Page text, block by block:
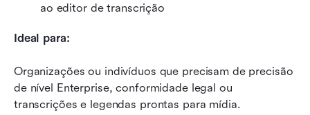
ao editor de transcrição
Ideal para:
Organizações ou indivíduos que precisam de precisão
de nível Enterprise, conformidade legal ou
transcrições e legendas prontas para mídia.